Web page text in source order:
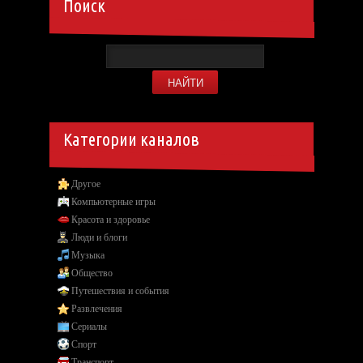
Поиск
Категории каналов
Другое
Компьютерные игры
Красота и здоровье
Люди и блоги
Музыка
Общество
Путешествия и события
Развлечения
Сериалы
Спорт